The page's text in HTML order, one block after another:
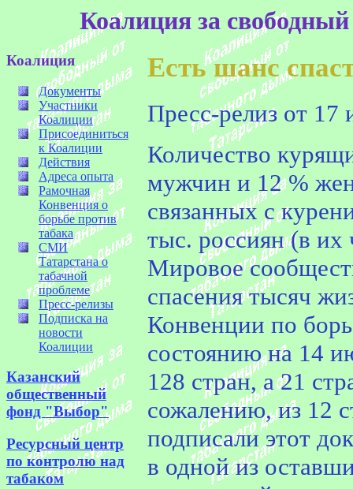
Коалиция за
Коалиция
Документы
Участники
Коалиции
Присоединиться
к Коалиции
Действия
Адреса опыта
Рамочная
Конвенция о
борьбе против
табака
СМИ
Татарстана о
табачной
проблеме
Пресс-релизы
Подписка на
новости
Коалиции
Казанский
общественный
фонд "Выбор"
Ресурсный центр
по контролю над
табаком
Есть шанс
Пресс-релиз от 17
Количество
мужчин и 12 %
связанных с
тыс. россиян (в их
Мировое
спасения тысяч
Конвенции по
состоянию на 14
128 стран, а 21
сожалению, из 12
подписали этот
в одной из